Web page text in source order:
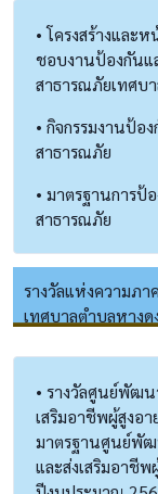
• โครงสร้างและ
ชอบงานป้องกันแ
สาธารณภัยเทศบ
• กิจกรรมงานป้อ
สาธารณภัย
• มาตรฐานการป้
สาธารณภัย
รางวัลแห่งความภา
เทศบาลตำบลหางด
• รางวัลศูนย์พัฒ
เสริมอาชีพผู้สูงอ
มาตรฐานศูนย์พั
และส่งเสริมอาชีพ